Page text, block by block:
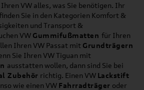
VW alles, was Sie benötigen. Ihr
Sie in den Kategorien Komfort &
und Transport &
VW Gummifußmatten für Ihren
Ihren VW Passat mit Grundträgern
Sie Ihren VW Tiguan mit
ausstatten wollen, dann sind Sie bei
Zubehör richtig. Einen VW Lackstift
wie einen VW Fahrradträger oder